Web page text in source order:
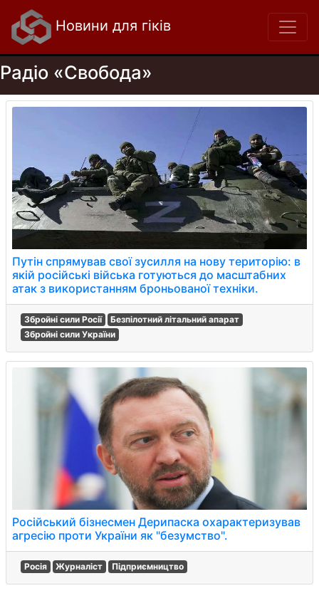
Новини для гіків
Радіо «Свобода»
Путін спрямував свої зусилля на нову територію: в
якій російські війська готуються до масштабних
атак з використанням броньованої техніки.
Збройні сили Росії
Безпілотний літальний апарат
Збройні сили України
Російський бізнесмен Дерипаска охарактеризував
агресію проти України як "безумство".
Росія Журналіст Підприємництво